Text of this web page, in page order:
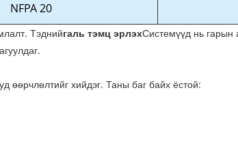
NFPA 20
Тэднийгаль тэмц эрлэхСистемүүд нь гарын
өөрчлөлтийг хийдэг. Таны баг байх ёстой: